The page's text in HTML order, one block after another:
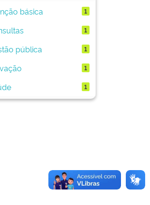
básica
1
1
pública 1
1
1